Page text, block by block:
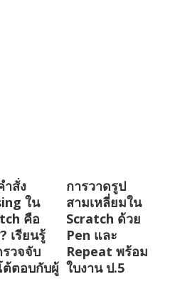
ำสั่ง
ใน
คือ
เรียนรู้
วจจับ
ต้ตอบกับผู้
การวาดรูป
สามเหลี่ยมใน
Scratch ด้วย
Pen และ
Repeat พร้อม
ใบงาน ป.5